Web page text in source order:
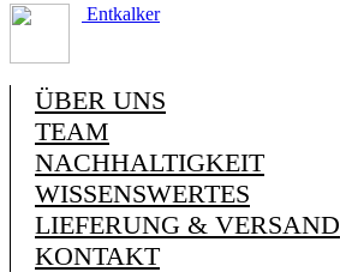
Entkalker
ÜBER UNS
TEAM
NACHHALTIGKEIT
WISSENSWERTES
LIEFERUNG & VERSAND
KONTAKT